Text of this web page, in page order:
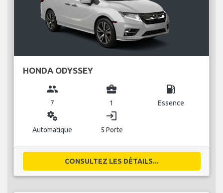
HONDA ODYSSEY
group
7
business_center
1
local_gas_station
Essence
miscellaneous_services
Automatique
login
5 Porte
CONSULTEZ LES DÉTAILS...